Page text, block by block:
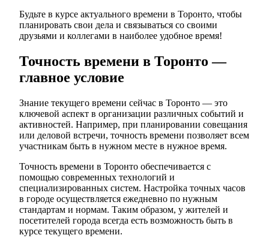
Будьте в курсе актуального времени в Торонто, чтобы
планировать свои дела и связываться со своими
друзьями и коллегами в наиболее удобное время!
Точность времени в Торонто —
главное условие
Знание текущего времени сейчас в Торонто — это
ключевой аспект в организации различных событий и
активностей. Например, при планировании совещания
или деловой встречи, точность времени позволяет всем
участникам быть в нужном месте в нужное время.
Точность времени в Торонто обеспечивается с
помощью современных технологий и
специализированных систем. Настройка точных часов
в городе осуществляется ежедневно по нужным
стандартам и нормам. Таким образом, у жителей и
посетителей города всегда есть возможность быть в
курсе текущего времени.